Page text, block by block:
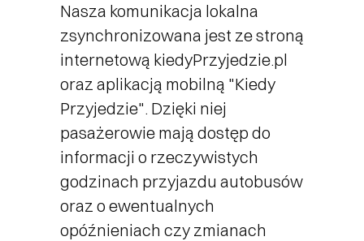
Nasza komunikacja lokalna
zsynchronizowana jest ze stroną
internetową kiedyPrzyjedzie.pl
oraz aplikacją mobilną "Kiedy
Przyjedzie". Dzięki niej
pasażerowie mają dostęp do
informacji o rzeczywistych
godzinach przyjazdu autobusów
oraz o ewentualnych
opóźnieniach czy zmianach